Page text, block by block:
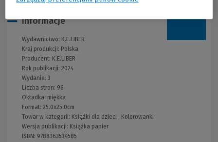
Informacje
Wydawnictwo: K.E.LIBER
Kraj produkcji: Polska
Producent: K.E.LIBER
Rok publikacji: 2024
Wydanie: 3
Liczba stron: 96
Okładka: miękka
Format: 25.0x25.0cm
Towar w kategorii: Książki dla dzieci , Kolorowanki
Wersja publikacji: Książka papier
ISBN: 9788363534585